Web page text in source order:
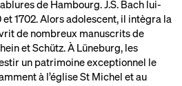
de Hambourg. J.S. Bach lui-
1702. Alors adolescent, il intègra la
de nombreux manuscrits de
et Schütz. À Lüneburg, les
un patrimoine exceptionnel le
à l’église St Michel et au